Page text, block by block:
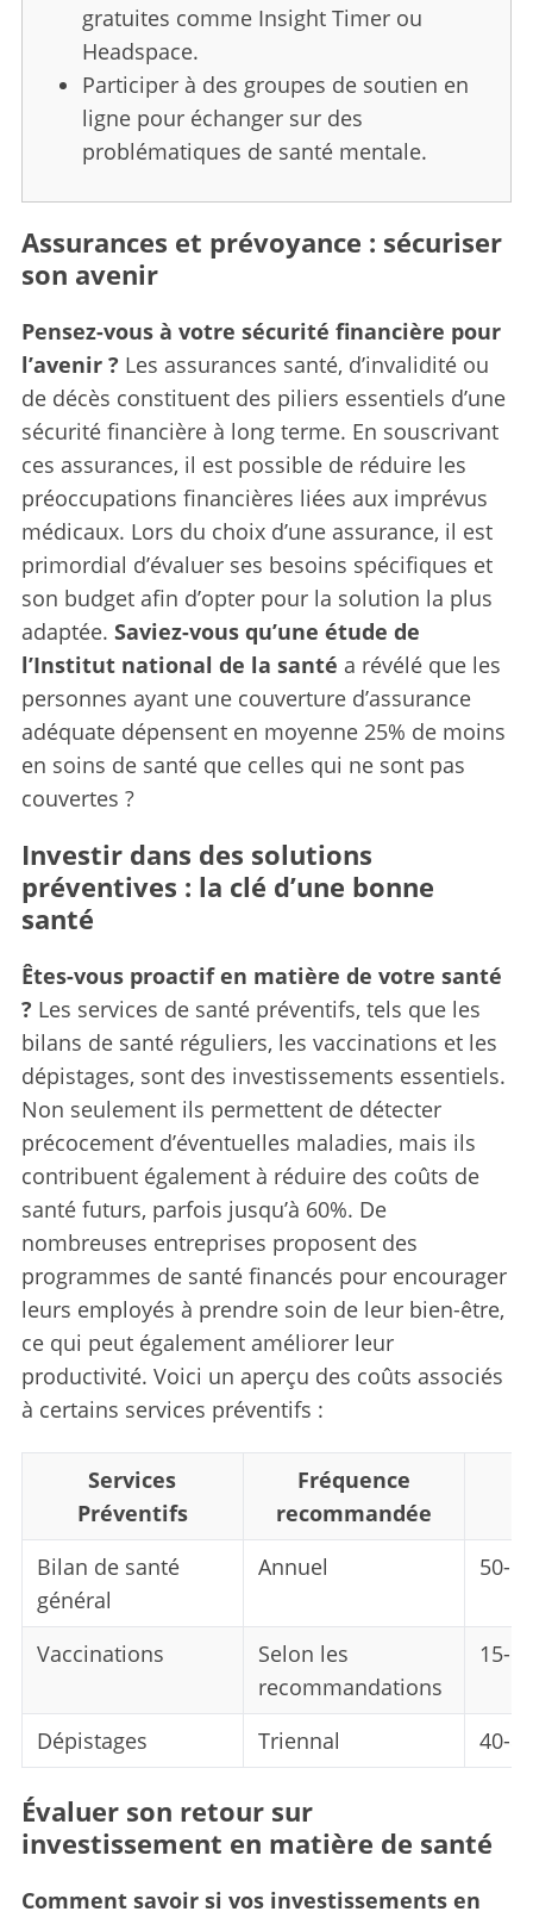
gratuites comme Insight Timer ou
Headspace.
Participer à des groupes de soutien en
ligne pour échanger sur des
problématiques de santé mentale.
Assurances et prévoyance : sécuriser
son avenir
Pensez-vous à votre sécurité financière pour
l’avenir ? Les assurances santé, d’invalidité ou
de décès constituent des piliers essentiels d’une
sécurité financière à long terme. En souscrivant
ces assurances, il est possible de réduire les
préoccupations financières liées aux imprévus
médicaux. Lors du choix d’une assurance, il est
primordial d’évaluer ses besoins spécifiques et
son budget afin d’opter pour la solution la plus
adaptée. Saviez-vous qu’une étude de
l’Institut national de la santé a révélé que les
personnes ayant une couverture d’assurance
adéquate dépensent en moyenne 25% de moins
en soins de santé que celles qui ne sont pas
couvertes ?
Investir dans des solutions
préventives : la clé d’une bonne
santé
Êtes-vous proactif en matière de votre santé
? Les services de santé préventifs, tels que les
bilans de santé réguliers, les vaccinations et les
dépistages, sont des investissements essentiels.
Non seulement ils permettent de détecter
précocement d’éventuelles maladies, mais ils
contribuent également à réduire des coûts de
santé futurs, parfois jusqu’à 60%. De
nombreuses entreprises proposent des
programmes de santé financés pour encourager
leurs employés à prendre soin de leur bien-être,
ce qui peut également améliorer leur
productivité. Voici un aperçu des coûts associés
à certains services préventifs :
Services
Préventifs
Fréquence
recommandée
Bilan de santé
général
Annuel 50-
Vaccinations
Selon les
recommandations
15-
Dépistages Triennal 40-
Évaluer son retour sur
investissement en matière de santé
Comment savoir si vos investissements en